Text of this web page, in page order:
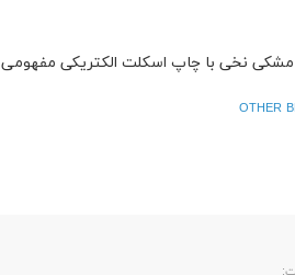
نخی با چاپ اسکلت الکتریکی مفهومی
OTHER